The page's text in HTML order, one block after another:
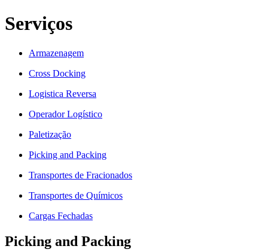
Serviços
Armazenagem
Cross Docking
Logistica Reversa
Operador Logístico
Paletização
Picking and Packing
Transportes de Fracionados
Transportes de Químicos
Cargas Fechadas
Picking and Packing